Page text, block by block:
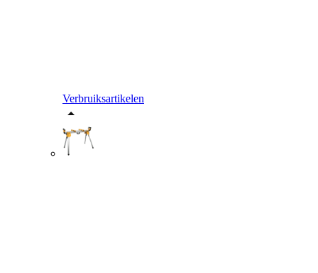
Verbruiksartikelen